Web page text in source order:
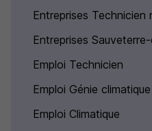
Entreprises Technicien
Entreprises
Emploi Technicien
Emploi Génie climatique
Emploi Climatique